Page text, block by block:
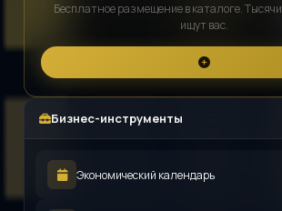
Бесплатное размещение в каталоге.
ищут вас.
Бизнес-инструменты
Экономический календарь